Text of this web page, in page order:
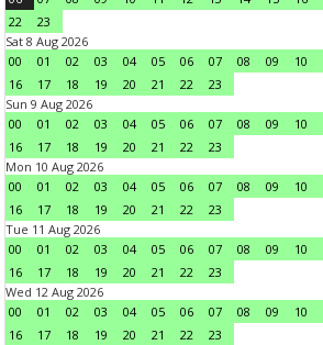
22
23
Sat 8 Aug 2026
00
01 02 03 04 05 06 07 08 09 10
16
17 18 19 20 21 22
23
Sun 9 Aug 2026
00
01 02 03 04 05 06 07 08 09 10
16
17 18 19 20 21 22
23
Mon 10 Aug 2026
00
01 02 03 04 05 06 07 08 09 10
16
17 18 19 20 21 22
23
Tue 11 Aug 2026
00
01 02 03 04 05 06 07 08 09 10
16
17 18 19 20 21 22
23
Wed 12 Aug 2026
00
01 02 03 04 05 06 07 08 09 10
16
17 18 19 20 21 22
23